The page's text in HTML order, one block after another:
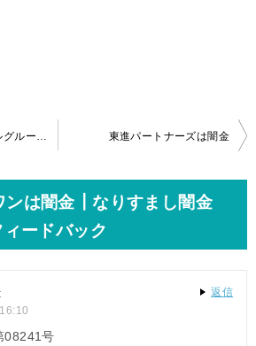
東進パートナーズは闇金
ンは闇金┃なりすまし闇金
ードバック
08241号
返信